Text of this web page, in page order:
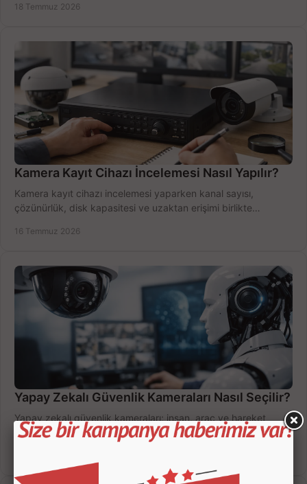
18 Temmuz 2026
Kamera Kayıt Cihazı İncelemesi Nasıl Yapılır?
Kamera kayıt cihazı incelemesi yaparken kanal sayısı,
çözünürlük, disk kapasitesi ve uzaktan erişimi birlikte
16 Temmuz 2026
Yapay Zekalı Güvenlik Kameraları Nasıl Seçilir?
Yapay zekalı güvenlik kameraları; insan, araç ve hareket
ayrımıyla daha az yanlış uyarı sunar. Ev ve iş yeriniz için doğru